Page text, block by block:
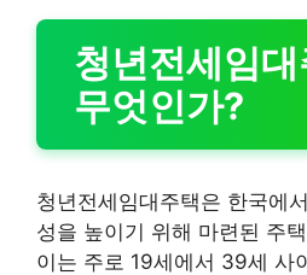
청년전세임
무엇인가?
청년전세임대주택은 한국에
성을 높이기 위해 마련된 주
이는 주로 19세에서 39세 사